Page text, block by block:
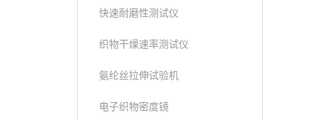
快速耐磨性测试仪
织物干燥速率测试仪
氨纶丝拉伸试验机
电子织物密度镜